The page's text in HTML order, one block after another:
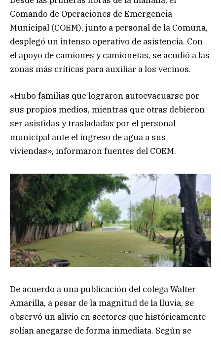
Comando de Operaciones de Emergencia
Municipal (COEM), junto a personal de la Comuna,
desplegó un intenso operativo de asistencia. Con
el apoyo de camiones y camionetas, se acudió a las
zonas más críticas para auxiliar a los vecinos.
«Hubo familias que lograron autoevacuarse por
sus propios medios, mientras que otras debieron
ser asistidas y trasladadas por el personal
municipal ante el ingreso de agua a sus
viviendas», informaron fuentes del COEM.
De acuerdo a una publicación del colega Walter
Amarilla, a pesar de la magnitud de la lluvia, se
observó un alivio en sectores que históricamente
solían anegarse de forma inmediata. Según se